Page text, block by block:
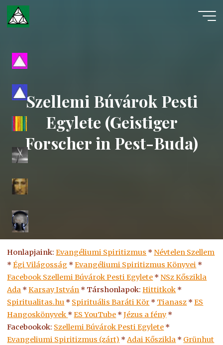
Skip
content
Szellemi Búvárok Pesti
Egylete (Geistiger
Forscher in Pest-Buda)
Honlapjaink:Evangéliumi Spiritizmus * Névtelen Szellem
*Égi Világosság *Evangéliumi Spiritizmus Könyvei *
Facebook Szellemi Búvárok Pesti Egylete * NSz Kőszikla
Ada *Karsay István * Társhonlapok:Hittitkok *
Spiritualitas.hu * Spirituális Baráti Kör * Tianasz *ES
Hangoskönyvek *ESYouTube *Jézus a fény *
Facebookok: Szellemi Búvárok Pesti Egylete *
Evangeliumi Spiritizmus (zárt) *Adai Kőszikla * Grünhut